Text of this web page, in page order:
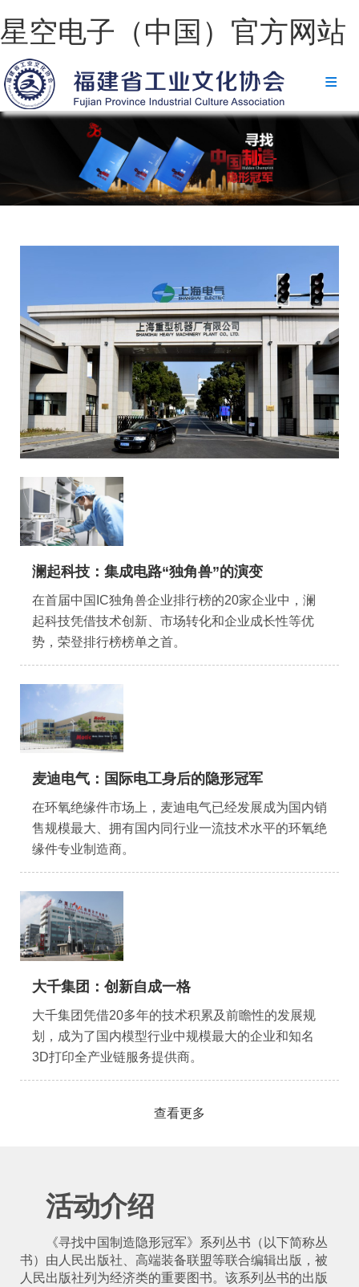
星空电子（中国）官方网站
星空电子（中国）官方网站
协会简介
政策法规
星空电子（中国）官方网站
地方政策
工业文化
工业视频
会员风采
协会月刊
星空电子（中国）官方网站
加入我们
澜起科技：集成电路“独角兽”的演变
在首届中国IC独角兽企业排行榜的20家企业中，澜
起科技凭借技术创新、市场转化和企业成长性等优
势，荣登排行榜榜单之首。
麦迪电气：国际电工身后的隐形冠军
在环氧绝缘件市场上，麦迪电气已经发展成为国内销
售规模最大、拥有国内同行业一流技术水平的环氧绝
缘件专业制造商。
大千集团：创新自成一格
大千集团凭借20多年的技术积累及前瞻性的发展规
划，成为了国内模型行业中规模最大的企业和知名
3D打印全产业链服务提供商。
查看更多
活动介绍
《寻找中国制造隐形冠军》系列丛书（以下简称丛
书）由人民出版社、高端装备联盟等联合编辑出版，被
人民出版社列为经济类的重要图书。该系列丛书的出版